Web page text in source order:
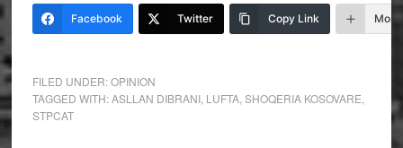
Facebook Twitter Copy Link More
FILED UNDER:OPINION
TAGGED WITH:ASLLAN DIBRANI, LUFTA, SHOQERIA KOSOVARE
STPCAT